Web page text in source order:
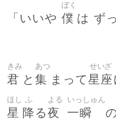
「いいや 僕
ぼく
は ず
君
きみ
と 集
あつ
まって星座
せいざ
星
ほし
降
ふ
る夜
よる
一瞬
いっしゅん